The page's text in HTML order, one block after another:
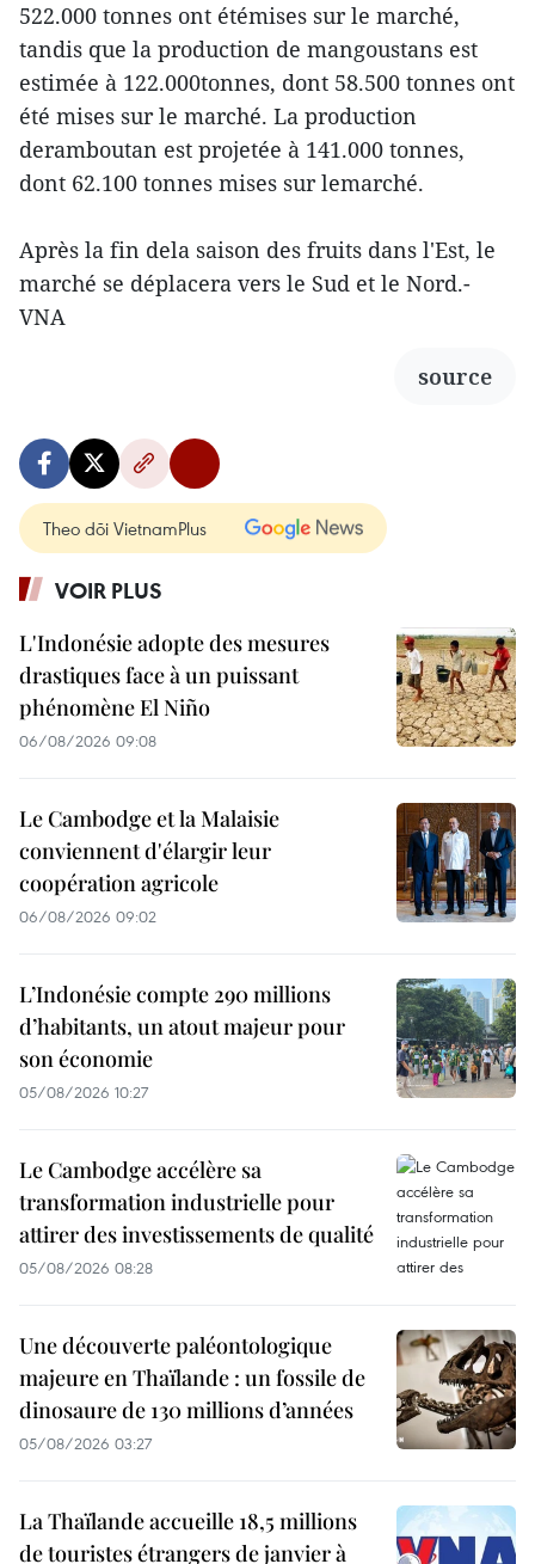
522.000 tonnes ont étémises sur le marché,
tandis que la production de mangoustans est
estimée à 122.000tonnes, dont 58.500 tonnes ont
été mises sur le marché. La production
deramboutan est projetée à 141.000 tonnes,
dont 62.100 tonnes mises sur lemarché.
Après la fin dela saison des fruits dans l'Est, le
marché se déplacera vers le Sud et le Nord.-
VNA
source
Theo dõi VietnamPlus
VOIR PLUS
L'Indonésie adopte des mesures
drastiques face à un puissant
phénomène El Niño
06/08/2026 09:08
Le Cambodge et la Malaisie
conviennent d'élargir leur
coopération agricole
06/08/2026 09:02
L’Indonésie compte 290 millions
d’habitants, un atout majeur pour
son économie
05/08/2026 10:27
Le Cambodge accélère sa
transformation industrielle pour
attirer des investissements de qualité
05/08/2026 08:28
Une découverte paléontologique
majeure en Thaïlande : un fossile de
dinosaure de 130 millions d’années
05/08/2026 03:27
La Thaïlande accueille 18,5 millions
de touristes étrangers de janvier à